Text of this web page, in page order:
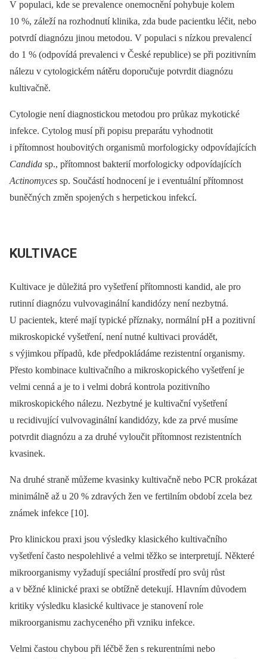
V populaci, kde se prevalence onemocnění pohybuje kolem
10 %, záleží na rozhodnutí klinika, zda bude pacientku léčit, nebo
potvrdí diagnózu jinou metodou. V populaci s nízkou prevalencí
do 1 % (odpovídá prevalenci v České republice) se při pozitivním
nálezu v cytologickém nátěru doporučuje potvrdit diagnózu
kultivačně.
Cytologie není diagnostickou metodou pro průkaz mykotické
infekce. Cytolog musí při popisu preparátu vyhodnotit
i přítomnost houbovitých organismů morfologicky odpovídajících
Candida sp., přítomnost bakterií morfologicky odpovídajících
Actinomyces sp. Součástí hodnocení je i eventuální přítomnost
buněčných změn spojených s herpetickou infekcí.
KULTIVACE
Kultivace je důležitá pro vyšetření přítomnosti kandid, ale pro
rutinní diagnózu vulvovaginální kandidózy není nezbytná.
U pacientek, které mají typické příznaky, normální pH a pozitivní
mikroskopické vyšetření, není nutné kultivaci provádět,
s výjimkou případů, kde předpokládáme rezistentní organismy.
Přesto kombinace kultivačního a mikroskopického vyšetření je
velmi cenná a je to i velmi dobrá kontrola pozitivního
mikroskopického nálezu. Nezbytné je kultivační vyšetření
u recidivující vulvovaginální kandidózy, kde za prvé musíme
potvrdit diagnózu a za druhé vyloučit přítomnost rezistentních
kvasinek.
Na druhé straně můžeme kvasinky kultivačně nebo PCR prokázat
minimálně až u 20 % zdravých žen ve fertilním období zcela bez
známek infekce [10].
Pro klinickou praxi jsou výsledky klasického kultivačního
vyšetření často nespolehlivé a velmi těžko se interpretují. Některé
mikroorganismy vyžadují speciální prostředí pro svůj růst
a v běžné klinické praxi se obtížně detekují. Hlavním důvodem
kritiky výsledku klasické kultivace je stanovení role
mikroorganismu zachyceného při vzniku infekce.
Velmi častou chybou při léčbě žen s rekurentními nebo